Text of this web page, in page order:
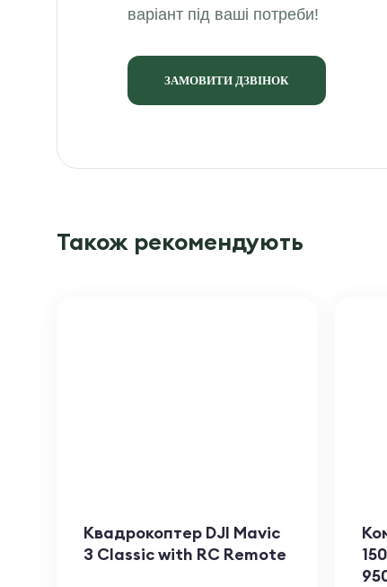
варіант під ваші потреби!
ЗАМОВИТИ ДЗВІНОК
Також рекомендують
Квадрокоптер DJI Mavic
3 Classic with RC Remote